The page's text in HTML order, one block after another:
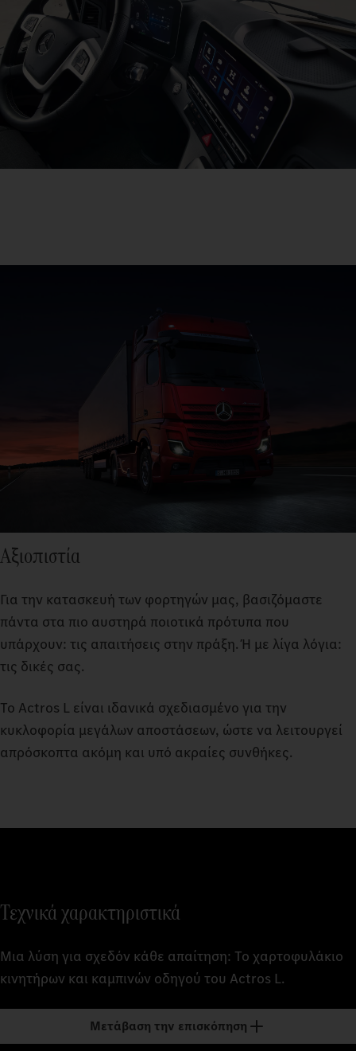
Αξιοπιστία
Για την κατασκευή των φορτηγών μας, βασιζόμαστε
πάντα στα πιο αυστηρά ποιοτικά πρότυπα που
υπάρχουν: τις απαιτήσεις στην πράξη. Ή με λίγα λόγια:
τις δικές σας.
Το Actros L είναι ιδανικά σχεδιασμένο για την
κυκλοφορία μεγάλων αποστάσεων, ώστε να λειτουργεί
απρόσκοπτα ακόμη και υπό ακραίες συνθήκες.
Τεχνικά χαρακτηριστικά
Μια λύση για σχεδόν κάθε απαίτηση: Το χαρτοφυλάκιο
κινητήρων και καμπινών οδηγού του Actros L.
Μετάβαση την επισκόπηση